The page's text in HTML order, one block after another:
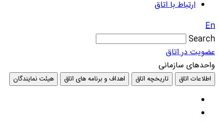
ارتباط با اتاق
En
Search
عضویت در اتاق
واحدهای سازمانی
اطلاعات اتاق تاریخچه اتاق اهداف و برنامه های اتاق هیئت نمایندگان